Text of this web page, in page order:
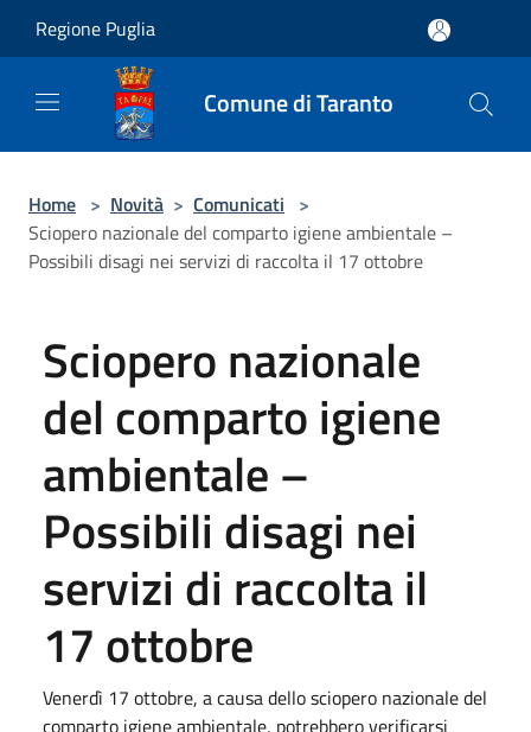
Regione Puglia
Comune di Taranto
Home > Novità > Comunicati >
Sciopero nazionale del comparto igiene ambientale –
Possibili disagi nei servizi di raccolta il 17 ottobre
Sciopero nazionale
del comparto igiene
ambientale –
Possibili disagi nei
servizi di raccolta il
17 ottobre
Venerdì 17 ottobre, a causa dello sciopero nazionale del
comparto igiene ambientale, potrebbero verificarsi